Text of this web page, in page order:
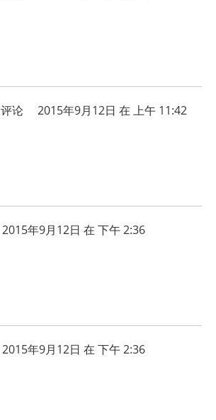
评论 2015年9月12日 在 上午 11:42
2015年9月12日 在 下午 2:36
2015年9月12日 在 下午 2:36